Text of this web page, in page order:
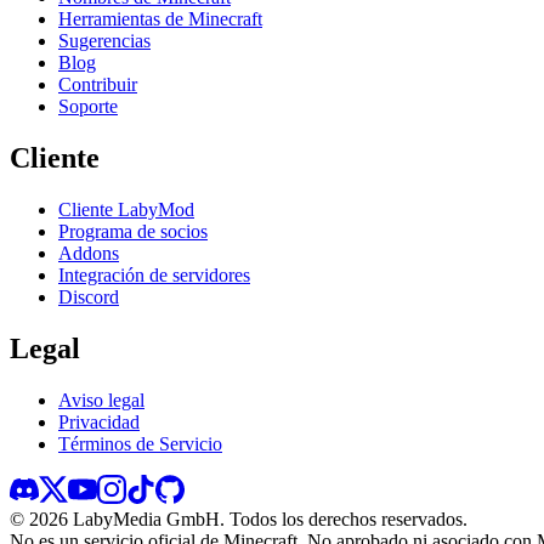
Herramientas de Minecraft
Sugerencias
Blog
Contribuir
Soporte
Cliente
Cliente LabyMod
Programa de socios
Addons
Integración de servidores
Discord
Legal
Aviso legal
Privacidad
Términos de Servicio
© 2026 LabyMedia GmbH. Todos los derechos reservados.